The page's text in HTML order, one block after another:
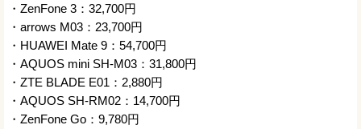
・ZenFone 3：32,700円
・arrows M03：23,700円
・HUAWEI Mate 9：54,700円
・AQUOS mini SH-M03：31,800円
・ZTE BLADE E01：2,880円
・AQUOS SH-RM02：14,700円
・ZenFone Go：9,780円